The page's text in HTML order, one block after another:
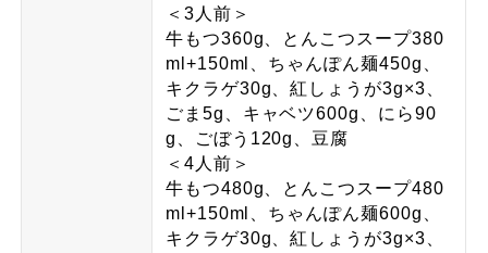
＜3人前＞
牛もつ360g、とんこつスープ380
ml+150ml、ちゃんぽん麺450g、
キクラゲ30g、紅しょうが3g×3、
ごま5g、キャベツ600g、にら90
g、ごぼう120g、豆腐
＜4人前＞
牛もつ480g、とんこつスープ480
ml+150ml、ちゃんぽん麺600g、
キクラゲ30g、紅しょうが3g×3、